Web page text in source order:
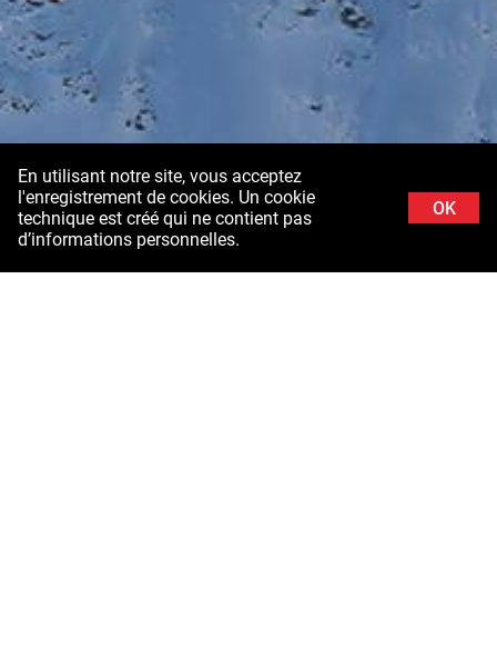
En utilisant notre site, vous acceptez
l'enregistrement de cookies. Un cookie
technique est créé qui ne contient pas
d’informations personnelles.
OK